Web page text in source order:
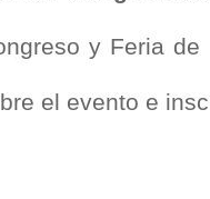
y Feria
el evento e